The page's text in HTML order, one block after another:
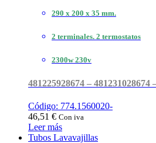
290 x 200 x 35 mm.
2 terminales. 2 termostatos
2300w 230v
481225928674 – 481231028674
Código: 774.1560020-
46,51 € Con iva
Leer más
Tubos Lavavajillas